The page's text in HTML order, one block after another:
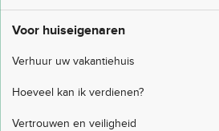
Voor huiseigenaren
Verhuur uw vakantiehuis
Hoeveel kan ik verdienen?
Vertrouwen en veiligheid